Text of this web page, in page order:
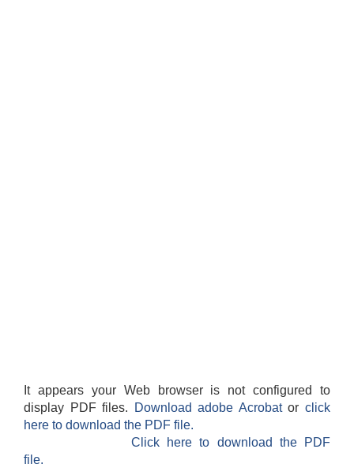
It appears your Web browser is not configured to
display PDF files.
Download adobe Acrobatorclick
here to download the PDF file.
Click here to download the PDF
file.